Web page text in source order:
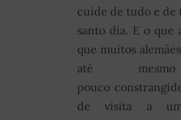
cuide de tudo e de
santo dia. E o que
que muitos
até
pouco
de visita a